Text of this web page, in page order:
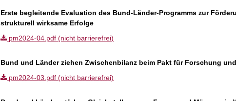
Erste begleitende Evaluation des Bund-Länder-Programms zur
strukturell wirksame Erfolge
pm2024-04.pdf (nicht barrierefrei)
Bund und Länder ziehen Zwischenbilanz beim Pakt für Forschung
pm2024-03.pdf (nicht barrierefrei)